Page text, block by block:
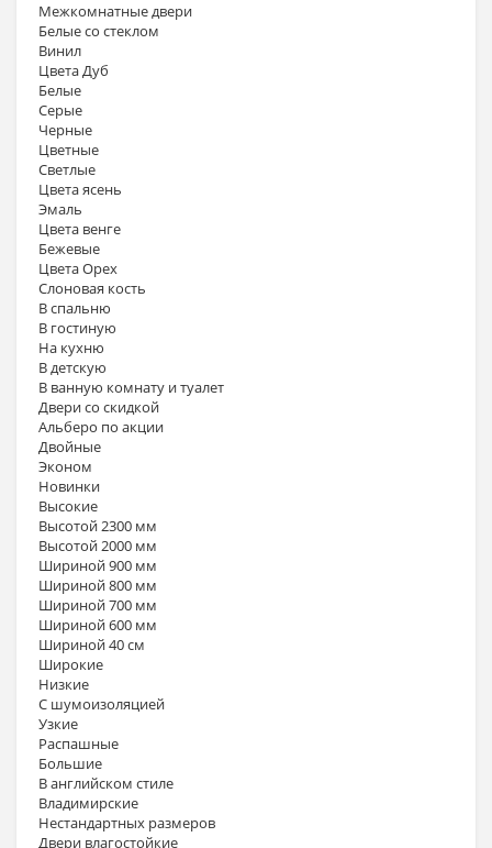
Межкомнатные двери
Белые со стеклом
Винил
Цвета Дуб
Белые
Серые
Черные
Цветные
Светлые
Цвета ясень
Эмаль
Цвета венге
Бежевые
Цвета Орех
Слоновая кость
В спальню
В гостиную
На кухню
В детскую
В ванную комнату и туалет
Двери со скидкой
Альберо по акции
Двойные
Эконом
Новинки
Высокие
Высотой 2300 мм
Высотой 2000 мм
Шириной 900 мм
Шириной 800 мм
Шириной 700 мм
Шириной 600 мм
Шириной 40 см
Широкие
Низкие
С шумоизоляцией
Узкие
Распашные
Большие
В английском стиле
Владимирские
Нестандартных размеров
Двери влагостойкие